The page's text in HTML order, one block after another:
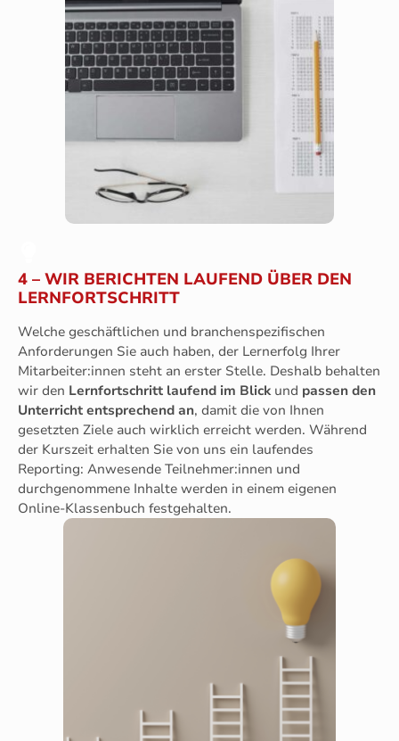
4 – WIR BERICHTEN LAUFEND ÜBER DEN
LERNFORTSCHRITT
Welche geschäftlichen und branchenspezifischen
Anforderungen Sie auch haben, der Lernerfolg Ihrer
Mitarbeiter:innen steht an erster Stelle. Deshalb behalten
wir den Lernfortschritt laufend im Blickund passen den
Unterricht entsprechend an, damit die von Ihnen
gesetzten Ziele auch wirklich erreicht werden. Während
der Kurszeit erhalten Sie von uns ein laufendes
Reporting: Anwesende Teilnehmer:innen und
durchgenommene Inhalte werden in einem eigenen
Online-Klassenbuch festgehalten.